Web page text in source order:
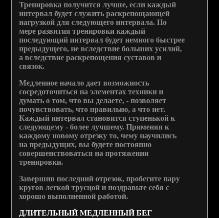
Тренировка получится лучше, если каждый
интервал будет служить раскрепощающей
нагрузкой для следующего интервала. По
мере развития тренировки каждый
последующий интервал будет немного быстрее
предыдущего, не вследствие больших усилий,
а вследствие раскрепощения суставов и
связок.
Медленное начало дает возможность
сосредоточиться на элементах техники и
думать о том, что вы делаете, - позволяет
почувствовать, что правильно, а что нет.
Каждый интервал становится ступенькой к
следующему - более лучшему. Применяя к
каждому новому отрезку то, чему научились
на предыдущих, вы будете постоянно
совершенствоваться на протяжении
тренировки.
Завершив последний отрезок, пробегите пару
кругов легкой трусцой и поздравьте себя с
хорошо выполненной работой.
ДЛИТЕЛЬНЫЙ МЕДЛЕННЫЙ БЕГ